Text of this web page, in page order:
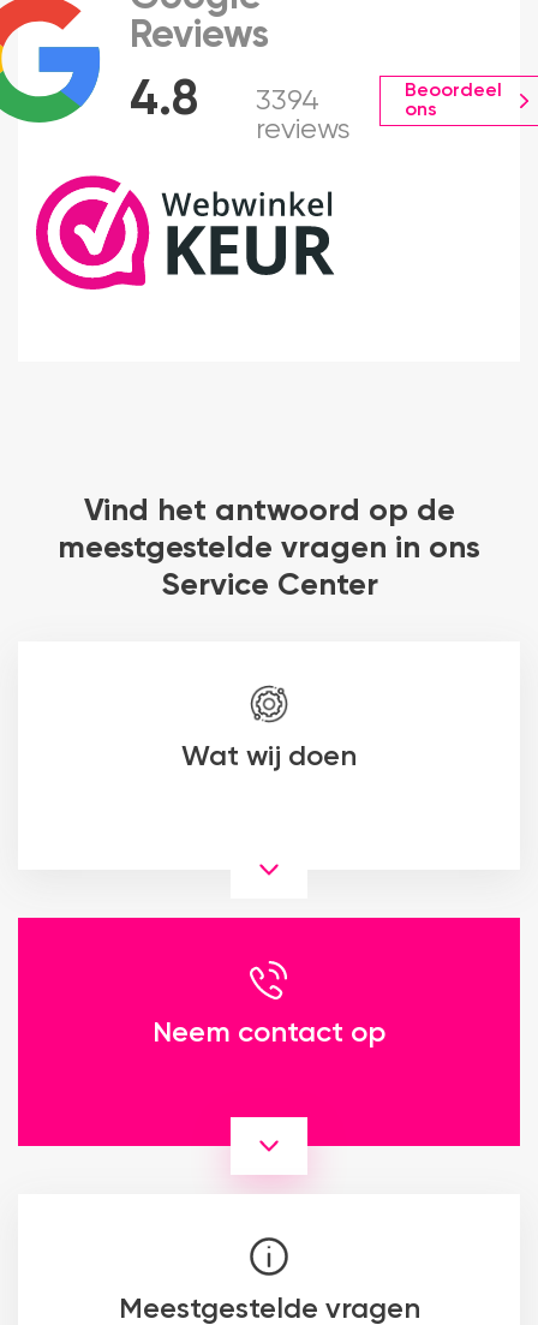
4.8
Reviews
3394
reviews
Beoordeel
ons
Vind het antwoord op de
meestgestelde vragen in ons
Service Center
Wat wij doen
Neem contact op
Meestgestelde vragen